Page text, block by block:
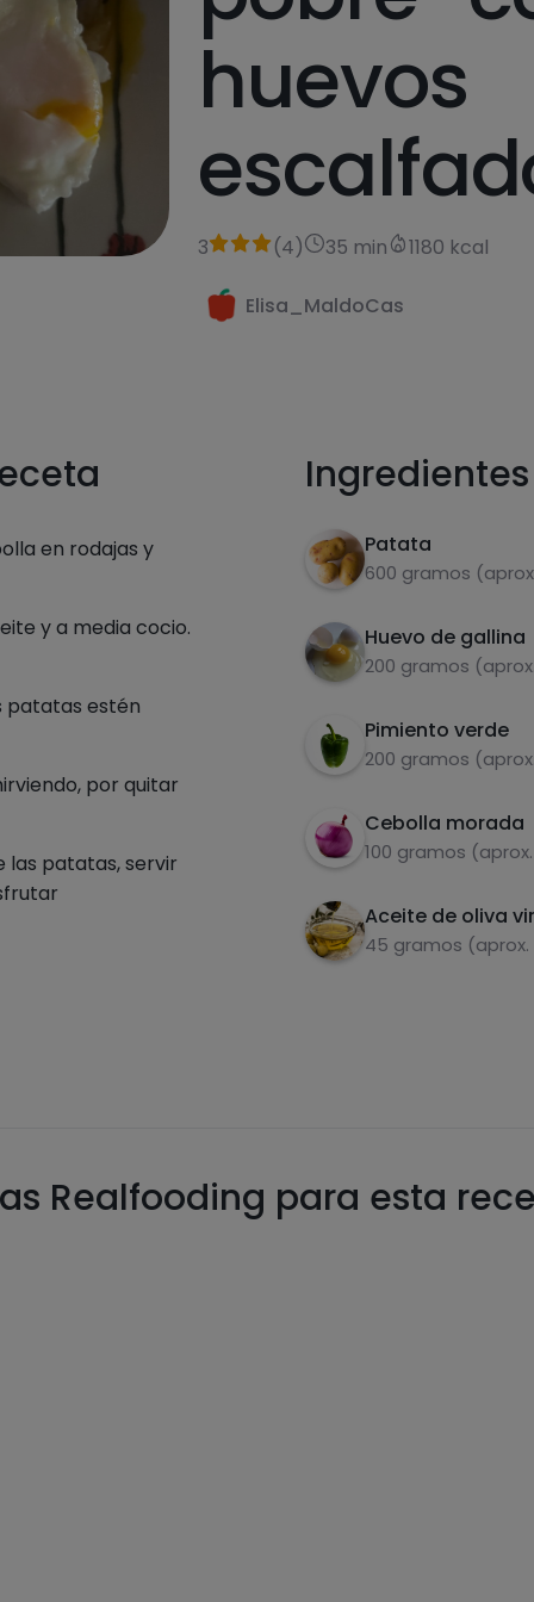
huevos
3 (4) 35 min 1180 kcal
Elisa_MaldoCas
en rodajas y
y a media cocio.
patatas estén
por quitar
las patatas, servir
Ingredientes
Patata
600 gramos
Huevo de gallina
200 gramos
Pimiento verde
200 gramos
Cebolla morada
100 gramos
Aceite de oliva
45 gramos
Realfooding para esta